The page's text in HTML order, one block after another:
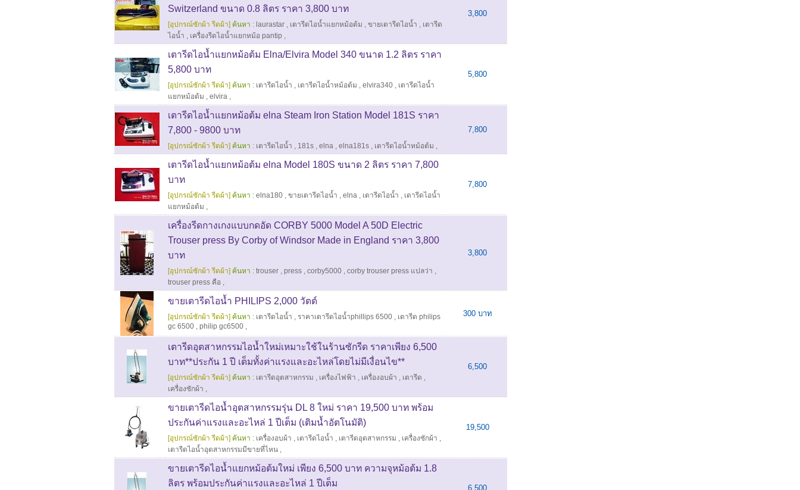
Switzerland ขนาด 0.8 ลิตร ราคา 3,800 บาท
[อุปกรณ์ซักผ้า รีดผ้า] ค้นหา : laurastar , เตารีดไอน้ำแยกหม้อต้ม , ขายเตารีดไอน้ำ , เตารีด
ไอน้ำ , เครื่องรีดไอน้ำแยกหม้อ pantip ,
3,800
เตารีดไอน้ำแยกหม้อต้ม Elna/Elvira Model 340 ขนาด 1.2 ลิตร ราคา
5,800 บาท
[อุปกรณ์ซักผ้า รีดผ้า] ค้นหา : เตารีดไอน้ำ , เตารีดไอน้ำหม้อต้ม , elvira340 , เตารีดไอน้ำ
แยกหม้อต้ม , elvira ,
5,800
เตารีดไอน้ำแยกหม้อต้ม elna Steam Iron Station Model 181S ราคา
7,800 - 9800 บาท
[อุปกรณ์ซักผ้า รีดผ้า] ค้นหา : เตารีดไอน้ำ , 181s , elna , elna181s , เตารีดไอน้ำหม้อต้ม ,
7,800
เตารีดไอน้ำแยกหม้อต้ม elna Model 180S ขนาด 2 ลิตร ราคา 7,800
บาท
[อุปกรณ์ซักผ้า รีดผ้า] ค้นหา : elna180 , ขายเตารีดไอน้ำ , elna , เตารีดไอน้ำ , เตารีดไอน้ำ
แยกหม้อต้ม ,
7,800
เครื่องรีดกางเกงแบบกดอัด CORBY 5000 Model A 50D Electric
Trouser press By Corby of Windsor Made in England ราคา 3,800
บาท
[อุปกรณ์ซักผ้า รีดผ้า] ค้นหา : trouser , press , corby5000 , corby trouser press แปลว่า ,
trouser press คือ ,
3,800
ขายเตารีดไอน้ำ PHILIPS 2,000 วัตต์
[อุปกรณ์ซักผ้า รีดผ้า] ค้นหา : เตารีดไอน้ำ , ราคาเตารีดไอน้ำphillips 6500 , เตารีด philips
gc 6500 , philip gc6500 ,
300 บาท
เตารีดอุตสาหกรรมไอน้ำใหม่เหมาะใช้ในร้านซักรีด ราคาเพียง 6,500
บาท**ประกัน 1 ปี เต็มทั้งค่าแรงและอะไหล่โดยไม่มีเงื่อนไข**
[อุปกรณ์ซักผ้า รีดผ้า] ค้นหา : เตารีดอุตสาหกรรม , เครื่องไฟฟ้า , เครื่องอบผ้า , เตารีด ,
เครื่องซักผ้า ,
6,500
ขายเตารีดไอน้ำอุตสาหกรรมรุ่น DL 8 ใหม่ ราคา 19,500 บาท พร้อม
ประกันค่าแรงและอะไหล่ 1 ปีเต็ม (เติมน้ำอัตโนมัติ)
[อุปกรณ์ซักผ้า รีดผ้า] ค้นหา : เครื่องอบผ้า , เตารีดไอน้ำ , เตารีดอุตสาหกรรม , เครื่องซักผ้า ,
เตารีดไอน้ำอุตสาหกรรมมีขายที่ไหน ,
19,500
ขายเตารีดไอน้ำแยกหม้อต้มใหม่ เพียง 6,500 บาท ความจุหม้อต้ม 1.8
ลิตร พร้อมประกันค่าแรงและอะไหล่ 1 ปีเต็ม
6,500